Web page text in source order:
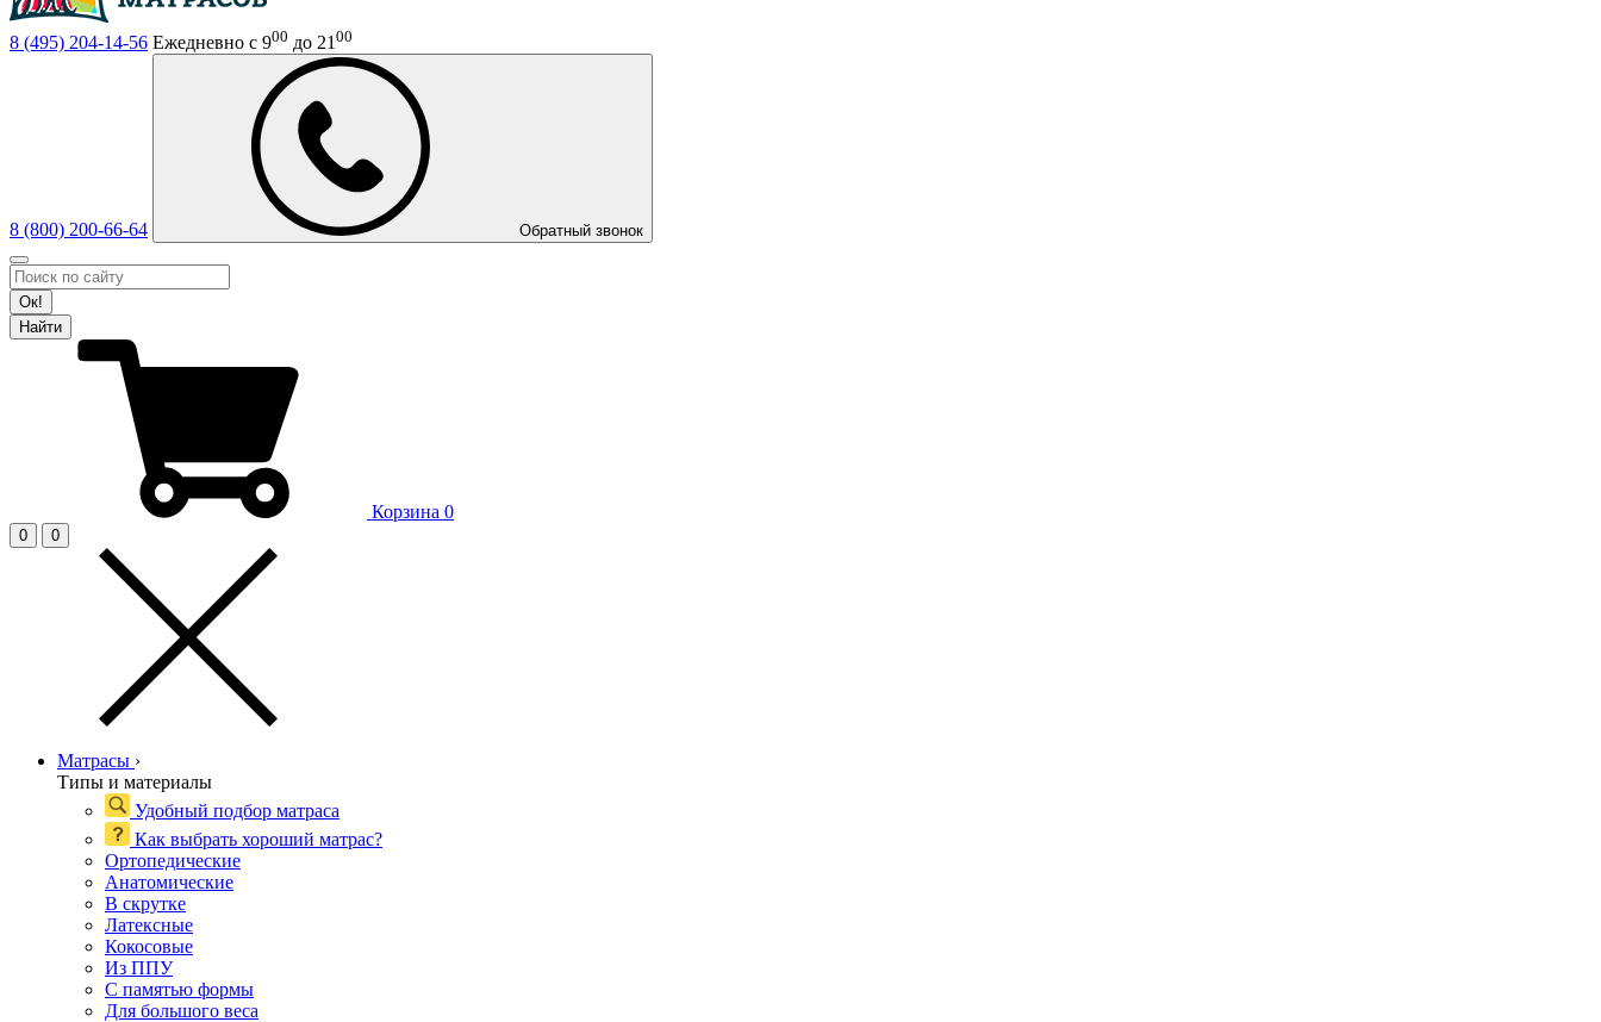
8 (495) 204-14-56 Ежедневно с 900 до 21 00
8 (800) 200-66-64 Обратный звонок
Ок!
Найти
Корзина 0
0 0
Матрасы ›
Типы и материалы
Удобный подбор матраса
Как выбрать хороший матрас?
Ортопедические
Анатомические
В скрутке
Латексные
Кокосовые
Из ППУ
С памятью формы
Для большого веса